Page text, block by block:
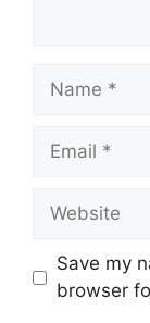
Name
Email
Website
Save my
browser